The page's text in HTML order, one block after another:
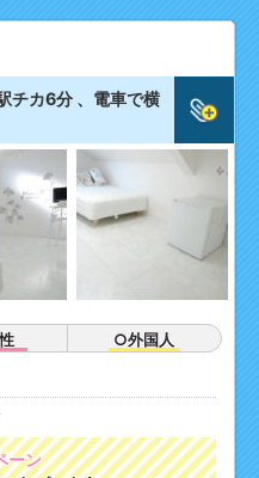
チカ6分 、電車で横
○外国人
ーン